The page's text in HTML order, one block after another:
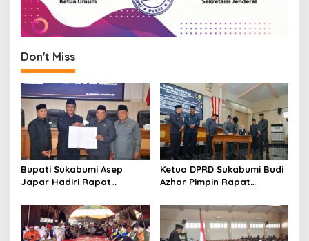
Don't Miss
Bupati Sukabumi Asep
Japar Hadiri Rapat
PPAS dan Raperda
Disabilitas
Ketua DPRD Sukabumi Budi
Azhar Pimpin Rapat
dan Raperda Tirta Jaya